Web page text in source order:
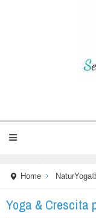
Home
Yoga & Crescita